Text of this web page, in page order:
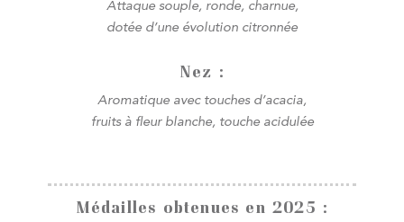
Attaque souple, ronde, charnue,
dotée d’une évolution citronnée
Nez :
Aromatique avec touches d’acacia,
fruits à fleur blanche, touche acidulée
Médailles obtenues en 2025 :